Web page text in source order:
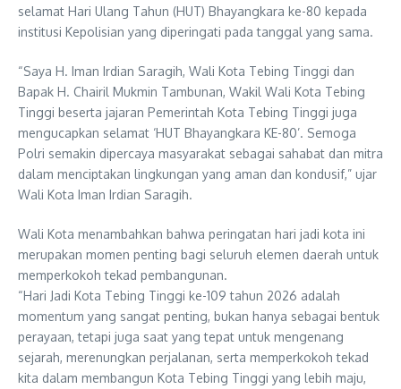
selamat Hari Ulang Tahun (HUT) Bhayangkara ke-80 kepada
institusi Kepolisian yang diperingati pada tanggal yang sama.
“Saya H. Iman Irdian Saragih, Wali Kota Tebing Tinggi dan
Bapak H. Chairil Mukmin Tambunan, Wakil Wali Kota Tebing
Tinggi beserta jajaran Pemerintah Kota Tebing Tinggi juga
mengucapkan selamat ‘HUT Bhayangkara KE-80’. Semoga
Polri semakin dipercaya masyarakat sebagai sahabat dan mitra
dalam menciptakan lingkungan yang aman dan kondusif,” ujar
Wali Kota Iman Irdian Saragih.
Wali Kota menambahkan bahwa peringatan hari jadi kota ini
merupakan momen penting bagi seluruh elemen daerah untuk
memperkokoh tekad pembangunan.
“Hari Jadi Kota Tebing Tinggi ke-109 tahun 2026 adalah
momentum yang sangat penting, bukan hanya sebagai bentuk
perayaan, tetapi juga saat yang tepat untuk mengenang
sejarah, merenungkan perjalanan, serta memperkokoh tekad
kita dalam membangun Kota Tebing Tinggi yang lebih maju,